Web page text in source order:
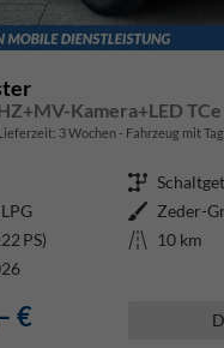
Kamera+LED
3 Wochen Fahrzeug mit
Getriebe
Außenfarbe Zeder-
PS) Kilometerstand 10 km
€